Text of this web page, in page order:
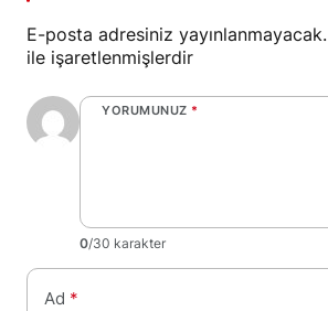
E-posta adresiniz yayınlanmayacak.
ile işaretlenmişlerdir
YORUMUNUZ *
0/30 karakter
Ad *